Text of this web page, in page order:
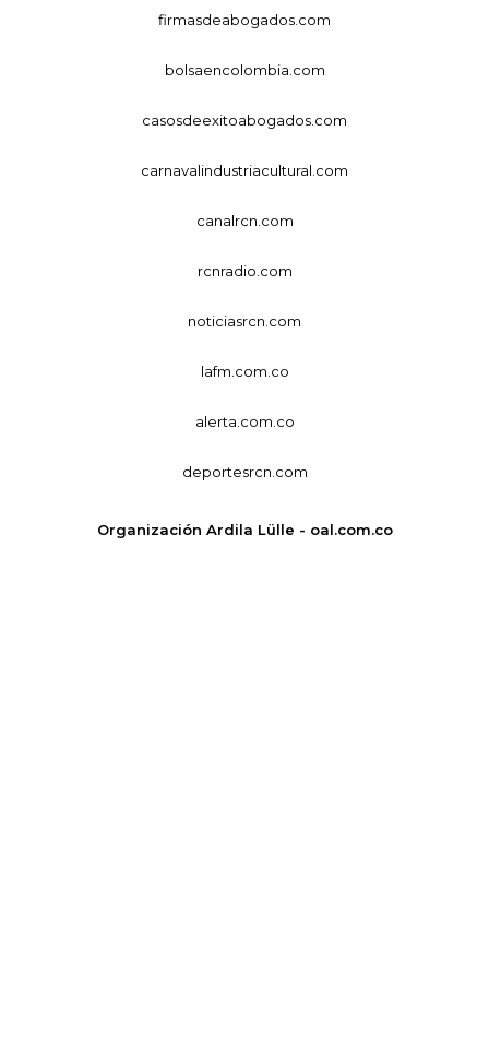
firmasdeabogados.com
bolsaencolombia.com
casosdeexitoabogados.com
carnavalindustriacultural.com
canalrcn.com
rcnradio.com
noticiasrcn.com
lafm.com.co
alerta.com.co
deportesrcn.com
Organización Ardila Lülle - oal.com.co